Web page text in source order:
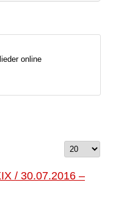
online
Anzeige
/ 30.07.2016 –